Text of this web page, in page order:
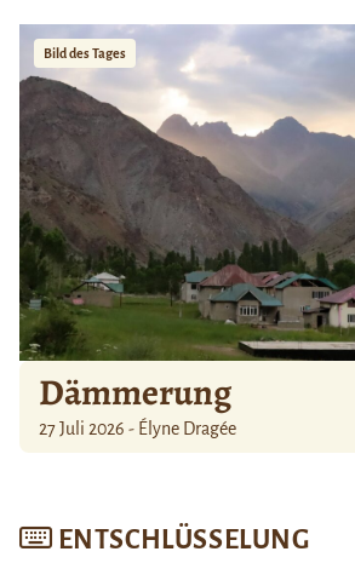
Bild des Tages
Dämmerung
27 Juli 2026 - Élyne Dragée
ENTSCHLÜSSELUNG